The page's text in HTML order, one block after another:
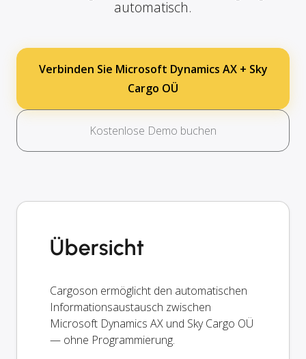
automatisch.
Verbinden Sie Microsoft Dynamics AX + Sky
Cargo OÜ
Kostenlose Demo buchen
Übersicht
Cargoson ermöglicht den automatischen
Informationsaustausch zwischen
Microsoft Dynamics AX und Sky Cargo OÜ
— ohne Programmierung.